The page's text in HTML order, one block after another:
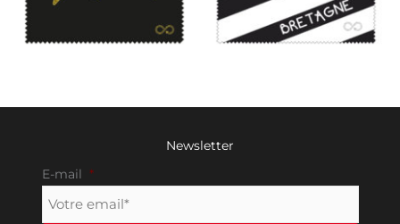
Newsletter
E-mail *